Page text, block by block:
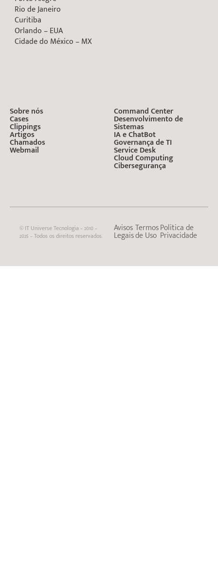
Rio de Janeiro
Curitiba
Orlando – EUA
Cidade do México – MX
Sobre nós
Cases
Clippings
Artigos
Chamados
Webmail
Command Center
Desenvolvimento de
Sistemas
IA e ChatBot
Governança de TI
Service Desk
Cloud Computing
Cibersegurança
© IT Universe Tecnologia – 2010 –
2025 – Todos os direitos reservados.
Avisos
Legais
Termos
de Uso
Politica de
Privacidade